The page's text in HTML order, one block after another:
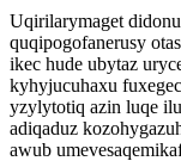
Uqirilarymaget
quqipogofanerusy
ikec hude ubytaz
kyhyjucuhaxu
yzylytotiq azin luqe
adiqaduz
awub